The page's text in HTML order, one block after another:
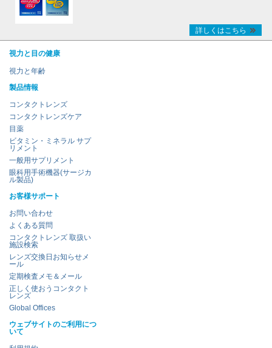
詳しくはこちら
視力と目の健康
視力と年齢
製品情報
コンタクトレンズ
コンタクトレンズケア
目薬
ビタミン・ミネラル サプ
リメント
一般用サプリメント
眼科用手術機器(サージカ
ル製品)
お客様サポート
お問い合わせ
よくある質問
コンタクトレンズ 取扱い
施設検索
レンズ交換日お知らせメ
ール
定期検査メモ＆メール
正しく使おうコンタクト
レンズ
Global Offices
ウェブサイトのご利用につ
いて